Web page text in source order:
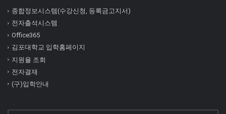
종합정보시스템(수강신청, 등록금고지서)
전자출석시스템
Office365
김포대학교 입학홈페이지
지원율 조회
전자결재
(구)입학안내